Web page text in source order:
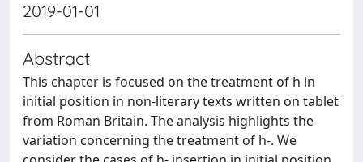
2019-01-01
Abstract
This chapter is focused on the treatment of h in
initial position in non-literary texts written on tablet
from Roman Britain. The analysis highlights the
variation concerning the treatment of h-. We